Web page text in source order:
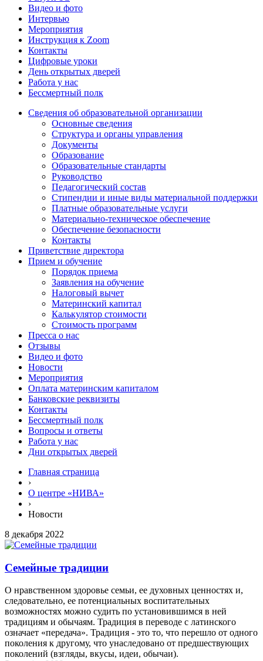
Видео и фото
Интервью
Мероприятия
Инструкция к Zoom
Контакты
Цифровые уроки
День открытых дверей
Работа у нас
Бессмертный полк
Сведения об образовательной организации
Основные сведения
Структура и органы управления
Документы
Образование
Образовательные стандарты
Руководство
Педагогический состав
Стипендии и иные виды материальной поддержки
Платные образовательные услуги
Материально-техническое обеспечение
Обеспечение безопасности
Контакты
Приветствие директора
Прием и обучение
Порядок приема
Заявления на обучение
Налоговый вычет
Материнский капитал
Калькулятор стоимости
Стоимость программ
Пресса о нас
Отзывы
Видео и фото
Новости
Мероприятия
Оплата материнским капиталом
Банковские реквизиты
Контакты
Бессмертный полк
Вопросы и ответы
Работа у нас
Дни открытых дверей
Главная страница
›
О центре «НИВА»
›
Новости
8 декабря 2022
Семейные традиции
О нравственном здоровье семьи, ее духовных ценностях и,
следовательно, ее потенциальных воспитательных
возможностях можно судить по установившимся в ней
традициям и обычаям. Традиция в переводе с латинского
означает «передача». Традиция - это то, что перешло от одного
поколения к другому, что унаследовано от предшествующих
поколений (взгляды, вкусы, идеи, обычаи).